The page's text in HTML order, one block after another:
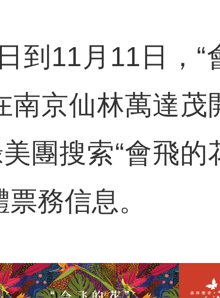
11月11日，“
南京仙林萬達茂
團搜索“會飛
務信息。